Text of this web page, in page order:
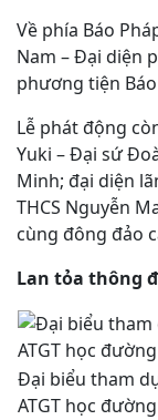
Về phía Báo
Nam – Đại diện
phương tiện
Lễ phát động
Yuki – Đại sứ
Minh; đại diện
THCS Nguyễn
cùng đông đảo
Lan tỏa thông
Đại biểu tham
ATGT học